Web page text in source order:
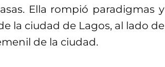
Ella rompió paradigmas y
la ciudad de Lagos, al lado de
de la ciudad.